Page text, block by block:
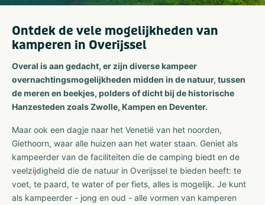
Ontdek de vele mogelijkheden van
kamperen in Overijssel
Overal is aan gedacht, er zijn diverse kampeer
overnachtingsmogelijkheden midden in de natuur, tussen
de meren en beekjes, polders of dicht bij de historische
Hanzesteden zoals Zwolle, Kampen en Deventer.
Maar ook een dagje naar het Venetië van het noorden,
Giethoorn, waar alle huizen aan het water staan. Geniet als
kampeerder van de faciliteiten die de camping biedt en de
veelzijdigheid die de natuur in Overijssel te bieden heeft: te
voet, te paard, te water of per fiets, alles is mogelijk. Je kunt
als kampeerder - jong en oud - alle vormen van kamperen